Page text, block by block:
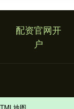
配资官网开
户